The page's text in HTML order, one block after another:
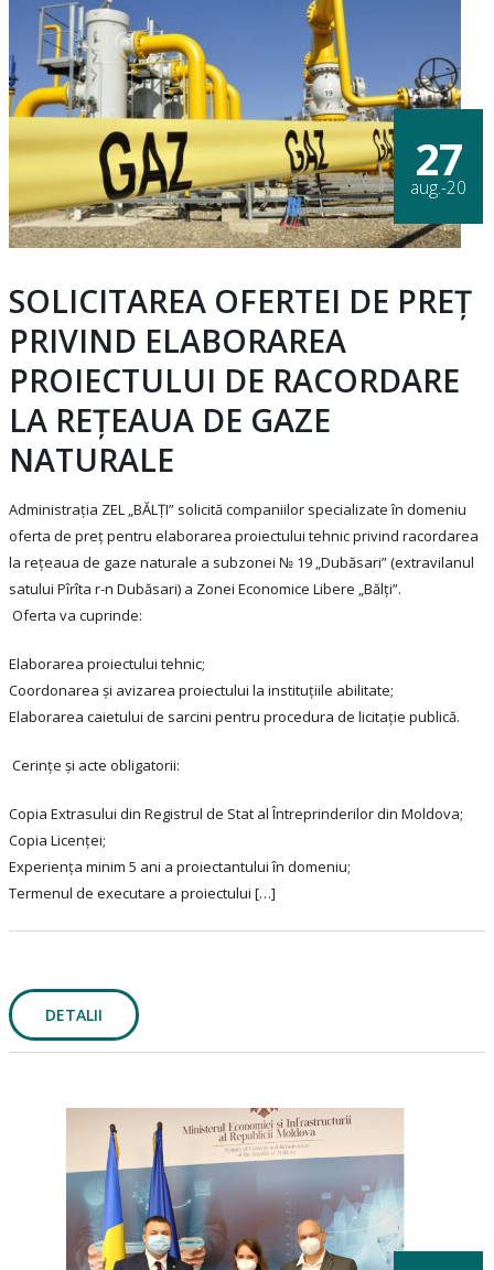
27
aug.-20
SOLICITAREA OFERTEI DE PREȚ
PRIVIND ELABORAREA
PROIECTULUI DE RACORDARE
LA REȚEAUA DE GAZE
NATURALE
Administrația ZEL „BĂLȚI” solicită companiilor specializate în domeniu
oferta de preț pentru elaborarea proiectului tehnic privind racordarea
la rețeaua de gaze naturale a subzonei № 19 „Dubăsari” (extravilanul
satului Pîrîta r-n Dubăsari) a Zonei Economice Libere „Bălți”.
Oferta va cuprinde:
Elaborarea proiectului tehnic;
Coordonarea și avizarea proiectului la instituțiile abilitate;
Elaborarea caietului de sarcini pentru procedura de licitație publică.
Cerințe și acte obligatorii:
Copia Extrasului din Registrul de Stat al Întreprinderilor din Moldova;
Copia Licenței;
Experiența minim 5 ani a proiectantului în domeniu;
Termenul de executare a proiectului […]
DETALII